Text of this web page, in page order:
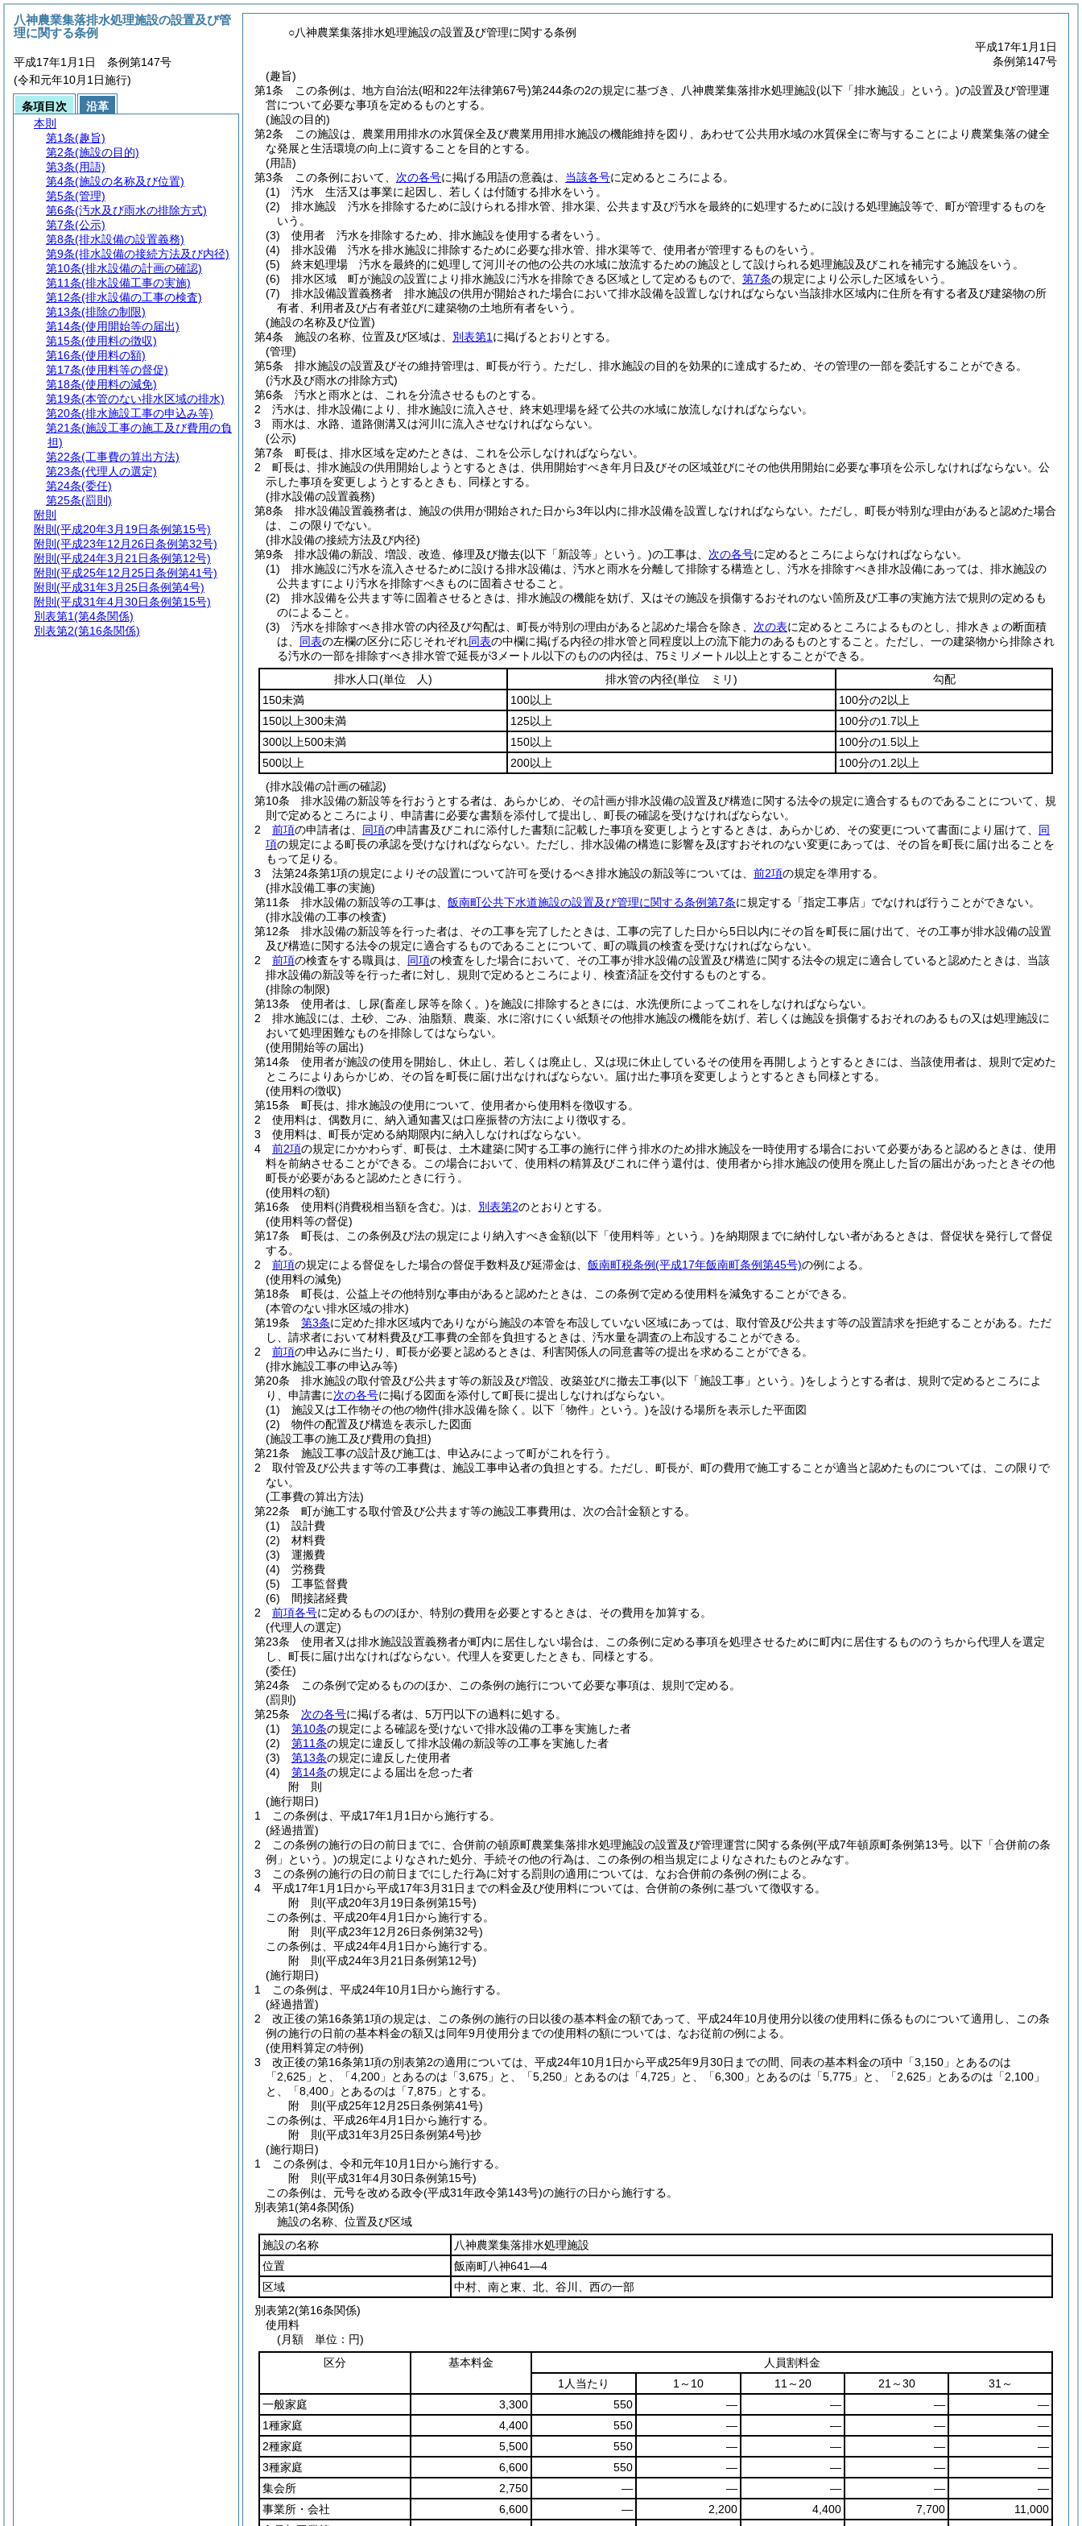
○八神農業集落排水処理施設の設置及び管理に関する条例
平成17年1月1日
条例第147号
(趣旨)
第1条
この条例は、地方自治法(昭和22年法律第67号)第244条の2の規定に基づき、八神農業集落排水処理施設(以下「排水施設」という。)の設置及び管理運
営について必要な事項を定めるものとする。
(施設の目的)
第2条
この施設は、農業用用排水の水質保全及び農業用用排水施設の機能維持を図り、あわせて公共用水域の水質保全に寄与することにより農業集落の健全
な発展と生活環境の向上に資することを目的とする。
(用語)
第3条
この条例において、 次の各号に掲げる用語の意義は、 当該各号に定めるところによる。
(1)
汚水 生活又は事業に起因し、若しくは付随する排水をいう。
(2)
排水施設 汚水を排除するために設けられる排水管、排水渠、公共ます及び汚水を最終的に処理するために設ける処理施設等で、町が管理するものを
いう。
(3)
使用者 汚水を排除するため、排水施設を使用する者をいう。
(4)
排水設備 汚水を排水施設に排除するために必要な排水管、排水渠等で、使用者が管理するものをいう。
(5)
終末処理場 汚水を最終的に処理して河川その他の公共の水域に放流するための施設として設けられる処理施設及びこれを補完する施設をいう。
(6)
排水区域 町が施設の設置により排水施設に汚水を排除できる区域として定めるもので、 第7条の規定により公示した区域をいう。
(7)
排水設備設置義務者 排水施設の供用が開始された場合において排水設備を設置しなければならない当該排水区域内に住所を有する者及び建築物の所
有者、利用者及び占有者並びに建築物の土地所有者をいう。
(施設の名称及び位置)
第4条
施設の名称、位置及び区域は、 別表第1 に掲げるとおりとする。
(管理)
第5条
排水施設の設置及びその維持管理は、町長が行う。 ただし、排水施設の目的を効果的に達成するため、その管理の一部を委託することができる。
(汚水及び雨水の排除方式)
第6条
汚水と雨水とは、これを分流させるものとする。
2
汚水は、排水設備により、排水施設に流入させ、終末処理場を経て公共の水域に放流しなければならない。
3
雨水は、水路、道路側溝又は河川に流入させなければならない。
(公示)
第7条
町長は、排水区域を定めたときは、これを公示しなければならない。
2
町長は、排水施設の供用開始しようとするときは、供用開始すべき年月日及びその区域並びにその他供用開始に必要な事項を公示しなければならない。 公
示した事項を変更しようとするときも、同様とする。
(排水設備の設置義務)
第8条
排水設備設置義務者は、施設の供用が開始された日から3年以内に排水設備を設置しなければならない。 ただし、町長が特別な理由があると認めた場合
は、この限りでない。
(排水設備の接続方法及び内径)
第9条
排水設備の新設、増設、改造、修理及び撤去(以下「新設等」という。)の工事は、 次の各号に定めるところによらなければならない。
(1)
排水施設に汚水を流入させるために設ける排水設備は、汚水と雨水を分離して排除する構造とし、汚水を排除すべき排水設備にあっては、排水施設の
公共ますにより汚水を排除すべきものに固着させること。
(2)
排水設備を公共ます等に固着させるときは、排水施設の機能を妨げ、又はその施設を損傷するおそれのない箇所及び工事の実施方法で規則の定めるも
のによること。
(3)
汚水を排除すべき排水管の内径及び勾配は、町長が特別の理由があると認めた場合を除き、 次の表に定めるところによるものとし、排水きょの断面積
は、 同表の左欄の区分に応じそれぞれ同表の中欄に掲げる内径の排水管と同程度以上の流下能力のあるものとすること。 ただし、一の建築物から排除され
る汚水の一部を排除すべき排水管で延長が3メートル以下のものの内径は、75ミリメートル以上とすることができる。
排水人口(単位 人) 排水管の内径(単位 ミリ)
勾配
150未満
100以上
100分の2以上
150以上300未満
125以上
100分の1.7以上
300以上500未満
150以上
100分の1.5以上
500以上
200以上
100分の1.2以上
(排水設備の計画の確認)
第10条
排水設備の新設等を行おうとする者は、あらかじめ、その計画が排水設備の設置及び構造に関する法令の規定に適合するものであることについて、規
則で定めるところにより、申請書に必要な書類を添付して提出し、町長の確認を受けなければならない。
2
前項の申請者は、 同項の申請書及びこれに添付した書類に記載した事項を変更しようとするときは、あらかじめ、その変更について書面により届けて、 同
項の規定による町長の承認を受けなければならない。 ただし、排水設備の構造に影響を及ぼすおそれのない変更にあっては、その旨を町長に届け出ることを
もって足りる。
3
法第24条第1項の規定によりその設置について許可を受けるべき排水施設の新設等については、 前2項の規定を準用する。
(排水設備工事の実施)
第11条
排水設備の新設等の工事は、 飯南町公共下水道施設の設置及び管理に関する条例第7条に規定する「指定工事店」でなければ行うことができない。
(排水設備の工事の検査)
第12条
排水設備の新設等を行った者は、その工事を完了したときは、工事の完了した日から5日以内にその旨を町長に届け出て、その工事が排水設備の設置
及び構造に関する法令の規定に適合するものであることについて、町の職員の検査を受けなければならない。
2
前項の検査をする職員は、 同項の検査をした場合において、その工事が排水設備の設置及び構造に関する法令の規定に適合していると認めたときは、当該
排水設備の新設等を行った者に対し、規則で定めるところにより、検査済証を交付するものとする。
(排除の制限)
第13条
使用者は、し尿(畜産し尿等を除く。)を施設に排除するときには、水洗便所によってこれをしなければならない。
2
排水施設には、土砂、ごみ、油脂類、農薬、水に溶けにくい紙類その他排水施設の機能を妨げ、若しくは施設を損傷するおそれのあるもの又は処理施設に
おいて処理困難なものを排除してはならない。
(使用開始等の届出)
第14条
使用者が施設の使用を開始し、休止し、若しくは廃止し、又は現に休止しているその使用を再開しようとするときには、当該使用者は、規則で定めた
ところによりあらかじめ、その旨を町長に届け出なければならない。
届け出た事項を変更しようとするときも同様とする。
(使用料の徴収)
第15条
町長は、排水施設の使用について、使用者から使用料を徴収する。
2
使用料は、偶数月に、納入通知書又は口座振替の方法により徴収する。
3
使用料は、町長が定める納期限内に納入しなければならない。
4
前2項の規定にかかわらず、町長は、土木建築に関する工事の施行に伴う排水のため排水施設を一時使用する場合において必要があると認めるときは、使用
料を前納させることができる。
この場合において、使用料の精算及びこれに伴う還付は、使用者から排水施設の使用を廃止した旨の届出があったときその他
町長が必要があると認めたときに行う。
(使用料の額)
第16条
使用料(消費税相当額を含む。)は、 別表第2のとおりとする。
(使用料等の督促)
第17条
町長は、この条例及び法の規定により納入すべき金額(以下「使用料等」という。)を納期限までに納付しない者があるときは、督促状を発行して督促
する。
2
前項の規定による督促をした場合の督促手数料及び延滞金は、 飯南町税条例(平成17年飯南町条例第45号)の例による。
(使用料の減免)
第18条
町長は、公益上その他特別な事由があると認めたときは、この条例で定める使用料を減免することができる。
(本管のない排水区域の排水)
第19条
第3条に定めた排水区域内でありながら施設の本管を布設していない区域にあっては、取付管及び公共ます等の設置請求を拒絶することがある。 ただ
し、請求者において材料費及び工事費の全部を負担するときは、汚水量を調査の上布設することができる。
2
前項の申込みに当たり、町長が必要と認めるときは、利害関係人の同意書等の提出を求めることができる。
(排水施設工事の申込み等)
第20条
排水施設の取付管及び公共ます等の新設及び増設、改築並びに撤去工事(以下「施設工事」という。)をしようとする者は、規則で定めるところによ
り、申請書に次の各号に掲げる図面を添付して町長に提出しなければならない。
(1)
施設又は工作物その他の物件(排水設備を除く。以下「物件」という。)を設ける場所を表示した平面図
(2)
物件の配置及び構造を表示した図面
(施設工事の施工及び費用の負担)
第21条
施設工事の設計及び施工は、申込みによって町がこれを行う。
2
取付管及び公共ます等の工事費は、施設工事申込者の負担とする。 ただし、町長が、町の費用で施工することが適当と認めたものについては、この限りで
ない。
(工事費の算出方法)
第22条
町が施工する取付管及び公共ます等の施設工事費用は、次の合計金額とする。
(1)
設計費
(2)
材料費
(3)
運搬費
(4)
労務費
(5)
工事監督費
(6)
間接諸経費
2
前項各号に定めるもののほか、特別の費用を必要とするときは、その費用を加算する。
(代理人の選定)
第23条
使用者又は排水施設設置義務者が町内に居住しない場合は、この条例に定める事項を処理させるために町内に居住するもののうちから代理人を選定
し、町長に届け出なければならない。 代理人を変更したときも、同様とする。
(委任)
第24条
この条例で定めるもののほか、この条例の施行について必要な事項は、規則で定める。
(罰則)
第25条
次の各号に掲げる者は、5万円以下の過料に処する。
(1)
第10条の規定による確認を受けないで排水設備の工事を実施した者
(2)
第11条の規定に違反して排水設備の新設等の工事を実施した者
(3)
第13条の規定に違反した使用者
(4)
第14条の規定による届出を怠った者
附 則
(施行期日)
1
この条例は、平成17年1月1日から施行する。
(経過措置)
2
この条例の施行の日の前日までに、合併前の頓原町農業集落排水処理施設の設置及び管理運営に関する条例(平成7年頓原町条例第13号。以下「合併前の条
例」という。)の規定によりなされた処分、手続その他の行為は、この条例の相当規定によりなされたものとみなす。
3
この条例の施行の日の前日までにした行為に対する罰則の適用については、なお合併前の条例の例による。
4
平成17年1月1日から平成17年3月31日までの料金及び使用料については、合併前の条例に基づいて徴収する。
附 則(平成20年3月19日条例第15号)
この条例は、平成20年4月1日から施行する。
附 則(平成23年12月26日条例第32号)
この条例は、平成24年4月1日から施行する。
附 則(平成24年3月21日条例第12号)
(施行期日)
1
この条例は、平成24年10月1日から施行する。
(経過措置)
2
改正後の第16条第1項の規定は、この条例の施行の日以後の基本料金の額であって、平成24年10月使用分以後の使用料に係るものについて適用し、この条
例の施行の日前の基本料金の額又は同年9月使用分までの使用料の額については、なお従前の例による。
(使用料算定の特例)
3
改正後の第16条第1項の別表第2の適用については、平成24年10月1日から平成25年9月30日までの間、同表の基本料金の項中「3,150」とあるのは
「2,625」と、「4,200」とあるのは「3,675」と、「5,250」とあるのは「4,725」と、「6,300」とあるのは「5,775」と、「2,625」とあるのは「2,100」
と、「8,400」とあるのは「7,875」とする。
附 則(平成25年12月25日条例第41号)
この条例は、平成26年4月1日から施行する。
附 則(平成31年3月25日条例第4号)抄
(施行期日)
1
この条例は、令和元年10月1日から施行する。
附 則(平成31年4月30日条例第15号)
この条例は、元号を改める政令(平成31年政令第143号)の施行の日から施行する。
別表第1(第4条関係)
施設の名称、位置及び区域
施設の名称
八神農業集落排水処理施設
位置
飯南町八神641―4
区域
中村、南と東、北、谷川、西の一部
別表第2(第16条関係)
使用料
(月額 単位：円)
区分
基本料金
人員割料金
1人当たり
1～10 11～20 21～30
31～
一般家庭
3,300 550 ― ― ―
―
1種家庭
4,400 550 ― ― ―
―
2種家庭
5,500 550 ― ― ―
―
3種家庭
6,600 550 ― ― ―
―
集会所
2,750 ― ― ― ―
―
事業所・会社
6,600 ― 2,200 4,400 7,700
11,000
八神農業集落排水処理施設の設置及び管
理に関する条例
平成17年1月1日 条例第147号
(令和元年10月1日施行)
条項目次
沿革
本則
第1条(趣旨)
第2条(施設の目的)
第3条(用語)
第4条(施設の名称及び位置)
第5条(管理)
第6条(汚水及び雨水の排除方式)
第7条(公示)
第8条(排水設備の設置義務)
第9条(排水設備の接続方法及び内径)
第10条(排水設備の計画の確認)
第11条(排水設備工事の実施)
第12条(排水設備の工事の検査)
第13条(排除の制限)
第14条(使用開始等の届出)
第15条(使用料の徴収)
第16条(使用料の額)
第17条(使用料等の督促)
第18条(使用料の減免)
第19条(本管のない排水区域の排水)
第20条(排水施設工事の申込み等)
第21条(施設工事の施工及び費用の負
担)
第22条(工事費の算出方法)
第23条(代理人の選定)
第24条(委任)
第25条(罰則)
附則
附則 (平成20年3月19日条例第15号)
附則 (平成23年12月26日条例第32号)
附則 (平成24年3月21日条例第12号)
附則 (平成25年12月25日条例第41号)
附則 (平成31年3月25日条例第4号)
附則 (平成31年4月30日条例第15号)
別表第1(第4条関係)
別表第2(第16条関係)